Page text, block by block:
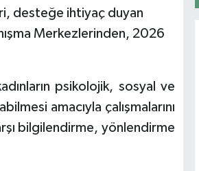
desteğe ihtiyaç duyan
Merkezlerinden, 2026
psikolojik, sosyal ve
amacıyla çalışmalarını
bilgilendirme, yönlendirme